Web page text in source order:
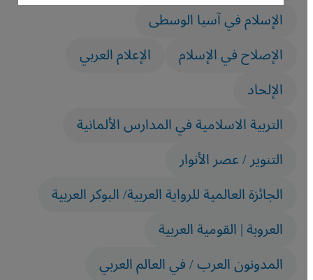
الإسلام في آسيا الوسطى
الإصلاح في الإسلام
الإعلام العربي
الإلحاد
التربية الاسلامية في المدارس الألمانية
التنوير / عصر الأنوار
الجائزة العالمية للرواية العربية/ البوكر العربية
العروبة | القومية العربية
المدونون العرب / في العالم العربي